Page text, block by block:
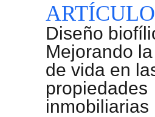
Diseño
Mejorando
de vida en
propiedades
inmobiliarias